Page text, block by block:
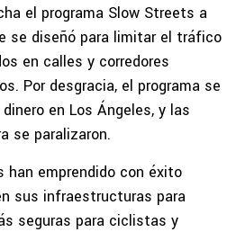
el programa Slow Streets a
se diseñó para limitar el tráfico
en calles y corredores
Por desgracia, el programa se
en Los Ángeles, y las
se paralizaron.
han emprendido con éxito
sus infraestructuras para
seguras para ciclistas y